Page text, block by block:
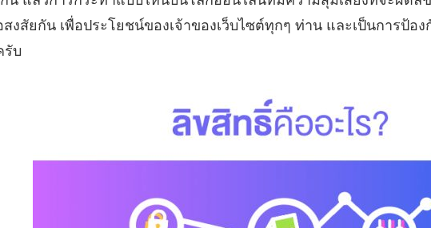
งสัยกัน เพื่อประโยชน์ของเจ้าของเว็บไซต์ทุกๆ ท่าน และเป็นการป้อ
รับ